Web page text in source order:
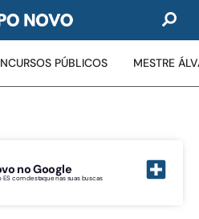
PÚBLICOS MESTRE
no Google
ES com destaque nas suas buscas